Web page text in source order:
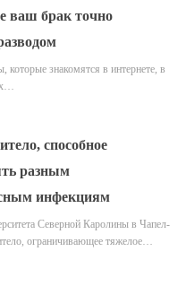
ваш брак точно
которые знакомятся в интернете, в
способное
разным
инфекциям
Северной Каролины в Чапел-
ограничивающее тяжелое…